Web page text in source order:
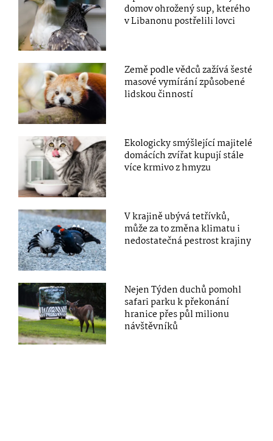
domov ohrožený sup, kterého
v Libanonu postřelili lovci
Země podle vědců zažívá šesté
masové vymírání způsobené
lidskou činností
Ekologicky smýšlející majitelé
domácích zvířat kupují stále
více krmivo z hmyzu
V krajině ubývá tetřívků,
může za to změna klimatu i
nedostatečná pestrost krajiny
Nejen Týden duchů pomohl
safari parku k překonání
hranice přes půl milionu
návštěvníků